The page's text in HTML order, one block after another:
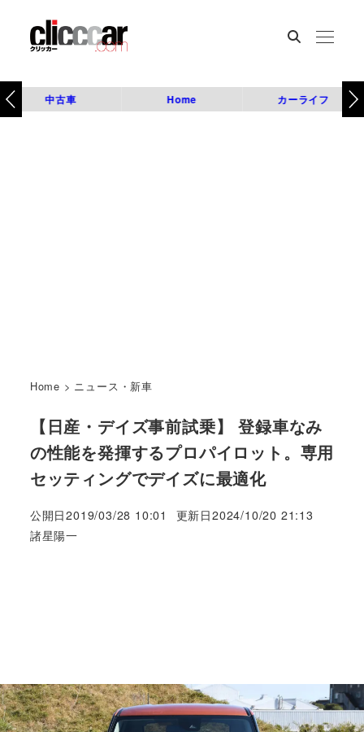
中古車 Home カーライフ
Home > ニュース・新車
【日産・デイズ事前試乗】 登録車なみ
の性能を発揮するプロパイロット。専用
セッティングでデイズに最適化
公開日2019/03/28 10:01 更新日2024/10/20 21:13
著
諸星陽一